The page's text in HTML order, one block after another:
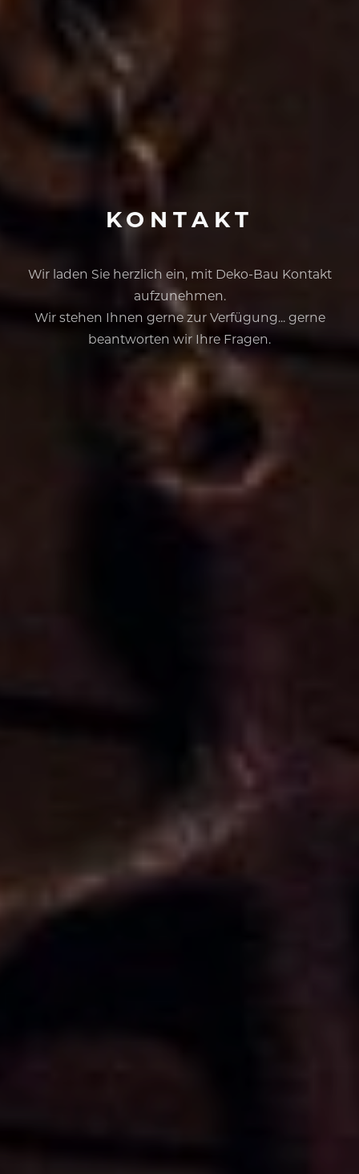
KONTAKT
Wir laden Sie herzlich ein, mit Deko-Bau Kontakt
aufzunehmen.
Wir stehen Ihnen gerne zur Verfügung... gerne
beantworten wir Ihre Fragen.